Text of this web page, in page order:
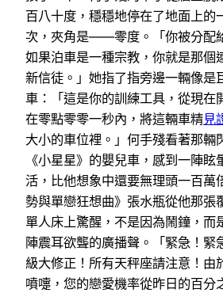
百八十度，穩穩地停在了地面上的
次，夾角是——零度。「你被分配
如果泊車是一種宗教，你就是那個
新信徒。」她指了指旁邊一輛像是
車：「這是你的訓練工具，從現在
在零點零零一秒內，將這輛車精見
大小的車位裡。」何手殘看著那輛
《小星星》的嬰兒車，感到一陣眩
活，比他想象中還要無理頭一百萬
勢與單戀狂想曲》張水瓶從他那張
單人床上驚醒，不是因為鬧鐘，而
陣震耳欲聾的廣播聲。「緊急！緊
級大修正！所有天秤座請注意！由
噴嚏，您的戀愛機率從昨日的百分